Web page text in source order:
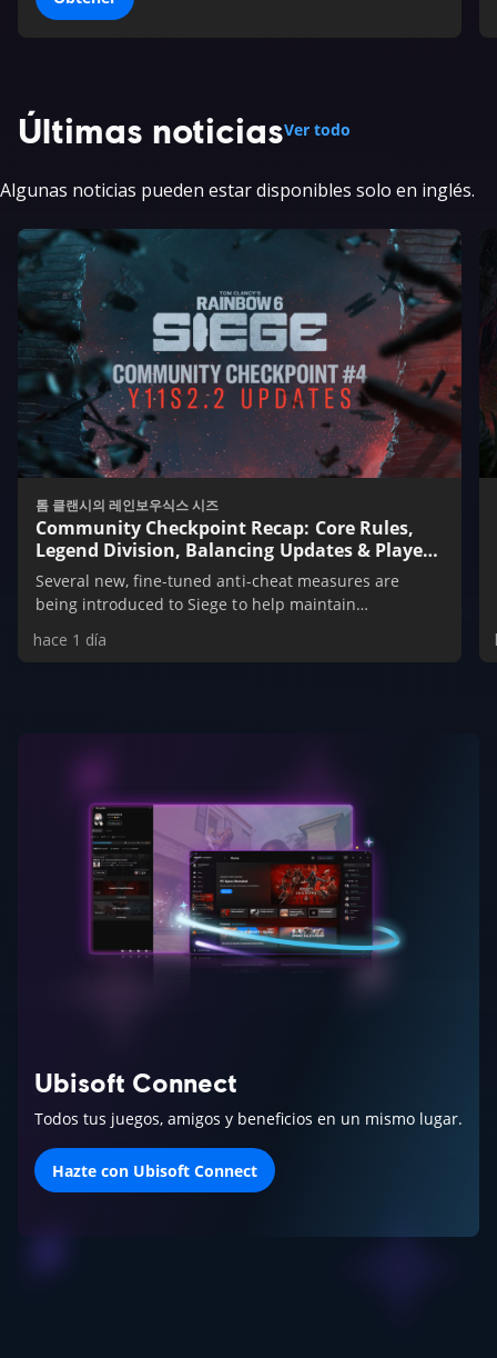
Últimas noticiasVer todo
Algunas noticias pueden estar disponibles solo en inglés.
톰 클랜시의 레인보우식스 시즈
Community Checkpoint Recap: Core Rules,
Legend Division, Balancing Updates & Player
Protection
Several new, fine-tuned anti-cheat measures are
being introduced to Siege to help maintain
devs’ approach to balancing, along with news on
hace 1 día
Ubisoft Connect
Todos tus juegos, amigos y beneficios en un mismo lugar.
Hazte con Ubisoft Connect